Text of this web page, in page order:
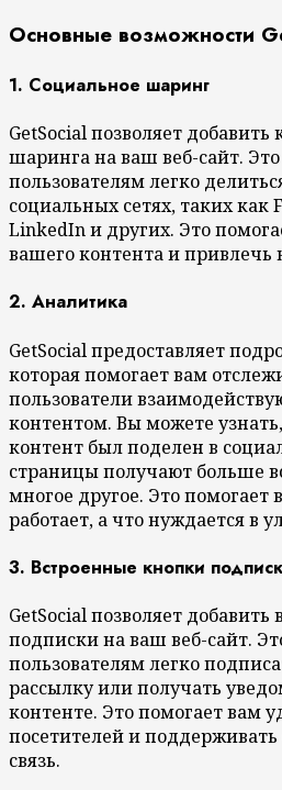
Основные возможности
1. Социальное шаринг
GetSocial позволяет
шаринга на ваш веб-сайт. Это
пользователям легко
социальных сетях, таких как
LinkedIn и других. Это
вашего контента и привлечь
2. Аналитика
GetSocial предоставляет
которая помогает вам
пользователи
контентом. Вы можете
контент был поделен в
страницы получают больше
многое другое. Это помогает
работает, а что нуждается в
3. Встроенные кнопки
GetSocial позволяет
подписки на ваш веб-сайт.
пользователям легко
рассылку или получать
контенте. Это помогает вам
посетителей и
связь.